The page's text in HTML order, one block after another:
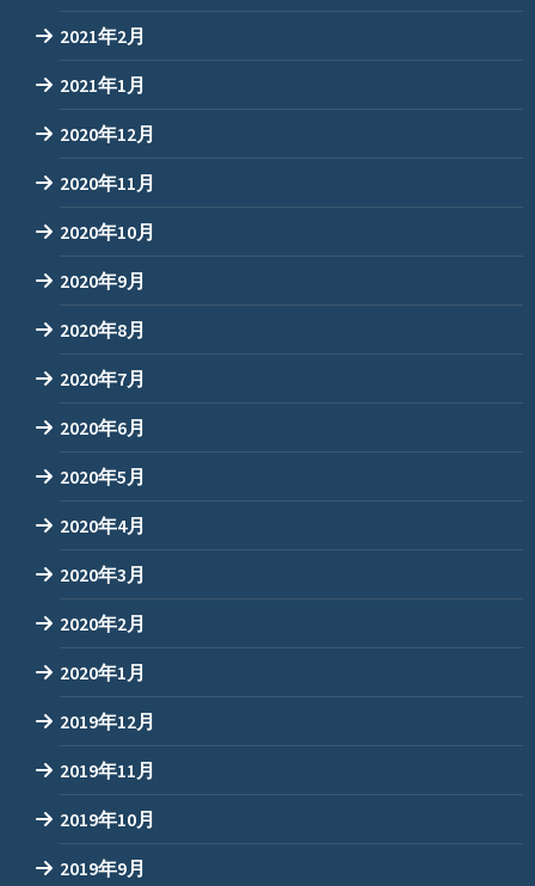
2021年2月
2021年1月
2020年12月
2020年11月
2020年10月
2020年9月
2020年8月
2020年7月
2020年6月
2020年5月
2020年4月
2020年3月
2020年2月
2020年1月
2019年12月
2019年11月
2019年10月
2019年9月